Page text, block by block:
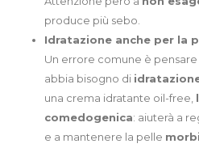
produce più sebo.
Idratazione anche per la
Un errore comune è pensare
abbia bisogno di
una crema idratante oil-free,
comedogenica: aiuterà a
e a mantenere la pelle